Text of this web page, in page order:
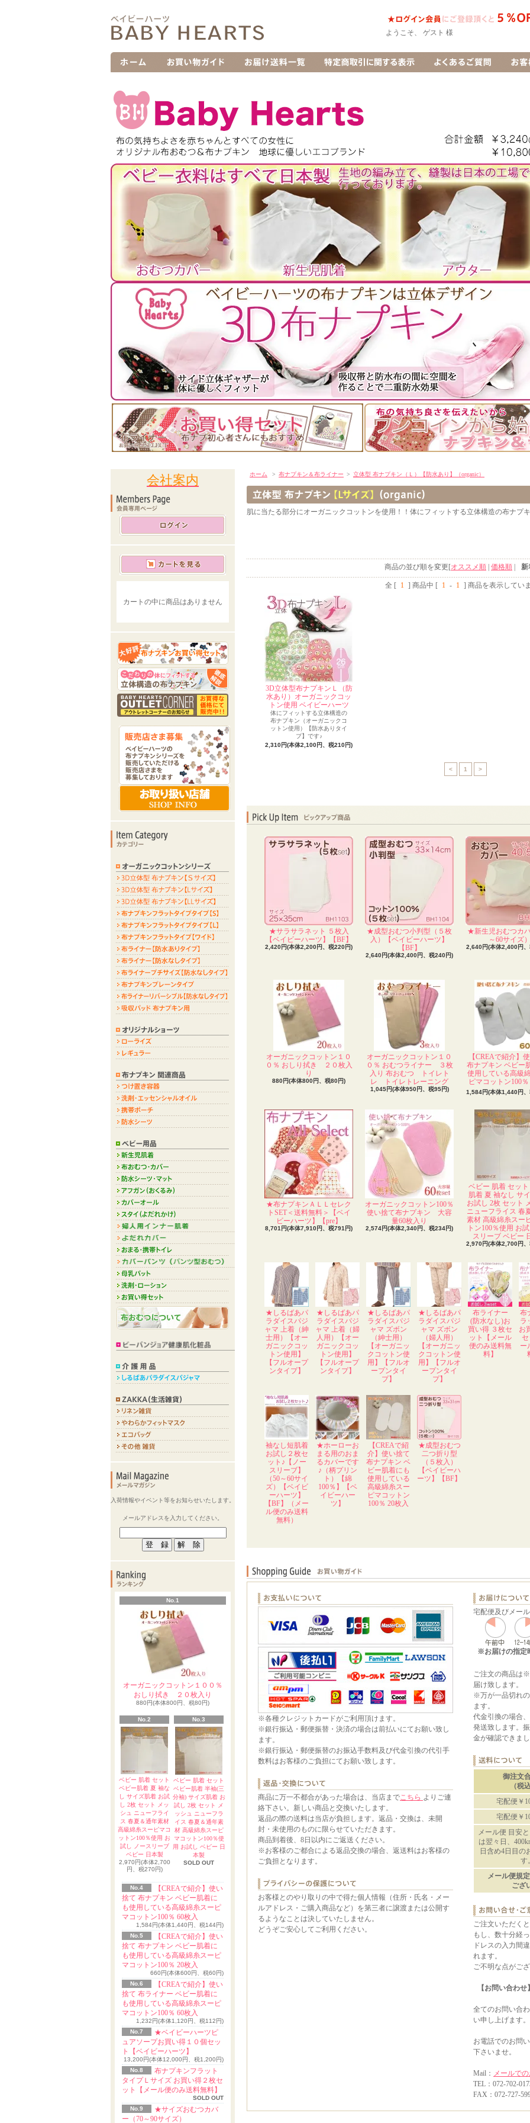
ようこそ、 ゲスト 様
会社案内
カートの中に商品はありません
入荷情報やイベント等をお知らせいたします。
メールアドレスを入力してください。
No.1
オーガニックコットン１００％
おしり拭き ２０枚入り
880円(本体800円、税80円)
No.2
ベビー 肌着 セット
ベビー肌着 夏 袖な
し サイズ肌着 お試
し 2枚 セット メッ
シュ ニューフライ
ス 春夏＆通年素材
高級綿糸スーピマコ
ットン100％使用 お
試し ノースリーブ
ベビー 日本製
2,970円(本体2,700
円、税270円)
No.3
ベビー 肌着 セット
ベビー肌着 半袖(三
分袖) サイズ肌着 お
試し 2枚 セット メ
ッシュ ニューフラ
イス 春夏＆通年素
材 高級綿糸スーピ
マコットン100％使
用 お試し ベビー 日
本製
SOLD OUT
No.4
【CREAで紹介】使い
捨て 布ナプキン ベビー肌着に
も使用している高級綿糸スーピ
マコットン100％ 60枚入
1,584円(本体1,440円、税144円)
No.5
【CREAで紹介】使い
捨て 布ナプキン ベビー肌着に
も使用している高級綿糸スーピ
マコットン100％ 20枚入
660円(本体600円、税60円)
No.6
【CREAで紹介】使い
捨て 布ライナー ベビー肌着に
も使用している高級綿糸スーピ
マコットン100％ 60枚入
1,232円(本体1,120円、税112円)
No.7
★ベイビーハーツピ
ュアソープお買い得１０個セッ
ト【ベイビーハーツ】
13,200円(本体12,000円、税1,200円)
No.8
布ナプキンフラット
タイプＬサイズ お買い得２枚セ
ット【メール便のみ送料無料】
SOLD OUT
No.9
★サイズおむつカバ
ー（70～90サイズ）
ホーム > 布ナプキン＆布ライナー > 立体型 布ナプキン（Ｌ）【防水あり】（organic）
肌に当たる部分にオーガニックコットンを使用！！体にフィットする立体構造の布ナプ
商品の並び順を変更[オススメ順 価格順 新
全 [ 1 ] 商品中 [ 1 - 1 ] 商品を表示していま
3D立体型布ナプキンＬ（防
水あり）オーガニックコッ
トン使用 ベイビーハーツ
体にフィットする立体構造の
布ナプキン（オーガニックコ
ットン使用）【防水ありタイ
プ】です♪
2,310円(本体2,100円、税210円)
< 1 >
★サラサラネット ５枚入
【ベイビーハーツ】【BF】
2,420円(本体2,200円、税220円)
★成型おむつ小判型（５枚
入）【ベイビーハーツ】
【BF】
2,640円(本体2,400円、税240円)
★新生児おむつカ
～60サイズ）
2,640円(本体2,400円
オーガニックコットン１０
０％ おしり拭き ２０枚入
り
880円(本体800円、税80円)
オーガニックコットン１０
０％ おむつライナー ３枚
入り 布おむつ トイレト
レ トイレトレーニング
1,045円(本体950円、税95円)
【CREAで紹介】
布ナプキン ベビー
使用している高級
ピマコットン100％
1,584円(本体1,440円
★布ナプキンＡＬＬセレク
トSET＜送料無料＞【ベイ
ビーハーツ】【pre】
8,701円(本体7,910円、税791円)
オーガニックコットン100％
使い捨て布ナプキン 大容
量60枚入り
2,574円(本体2,340円、税234円)
ベビー 肌着 セット
肌着 夏 袖なし サ
お試し 2枚 セット
ニューフライス 春
素材 高級綿糸スー
トン100％使用 お
スリーブ ベビー
2,970円(本体2,700円
★しるばあパ
ラダイスパジ
ャマ 上着（紳
士用）【オー
ガニックコッ
トン使用】
【フルオープ
ンタイプ】
★しるばあパ
ラダイスパジ
ャマ 上着（婦
人用）【オー
ガニックコッ
トン使用】
【フルオープ
ンタイプ】
★しるばあパ
ラダイスパジ
ャマ ズボン
（紳士用）
【オーガニッ
クコットン使
用】【フルオ
ープンタイ
プ】
★しるばあパ
ラダイスパジ
ャマ ズボン
（婦人用）
【オーガニッ
クコットン使
用】【フルオ
ープンタイ
プ】
布ライナー
(防水なし)お
買い得 ３枚セ
ット【メール
便のみ送料無
料】
布
ラ
お
ー
袖なし短肌着
お試し２枚セ
ット♪【ノー
スリーブ】
（50～60サイ
ズ）【ベイビ
ーハーツ】
【BF】（メー
ル便のみ送料
無料）
★ホーローお
まる用のおま
るカバーです
♪（柄プリン
ト）【綿
100％】【ベ
イビーハー
ツ】
【CREAで紹
介】使い捨て
布ナプキン ベ
ビー肌着にも
使用している
高級綿糸スー
ピマコットン
100％ 20枚入
★成型おむつ
二つ折り型
（５枚入）
【ベイビーハ
ーツ】【BF】
※各種クレジットカードがご利用頂けます。
※銀行振込・郵便振替・決済の場合は前払いにてお願い致し
ます。
※銀行振込・郵便振替のお振込手数料及び代金引換の代引手
数料はお客様のご負担にてお願い致します。
商品に万一不都合があった場合は、当店までこちら よりご連
絡下さい。新しい商品と交換いたします。
返品の際の送料は当店が負担します。返品・交換は、未開
封・未使用のものに限らせていただきます。
商品到着後、8日以内にご返送ください。
※お客様のご都合による返品交換の場合、返送料はお客様の
ご負担となります。
お客様とのやり取りの中で得た個人情報（住所・氏名・メー
ルアドレス・ご購入商品など）を第三者に譲渡または公開す
るようなことは決していたしません。
どうぞご安心してご利用ください。
宅配便及びメー
※お届けの指定
ご注文の商品は
届け致します。
※万が一品切れ
ます。
代金引換の場合
発送致します。
金が確認できま
御注文
（税
宅配便￥
宅配便￥
メール便 目安
は翌々日、
日含め4日目の
す。
メール便規
ござ
ご注文いただく
もし、数十分経
ドレスの入力間
れます。
ご不明な点がご
【お問い合わせ】
全てのお問い合
い申し上げます。
お電話でのお問
下さいませ。
Mail： メールで
TEL：072-702-
FAX：072-727-